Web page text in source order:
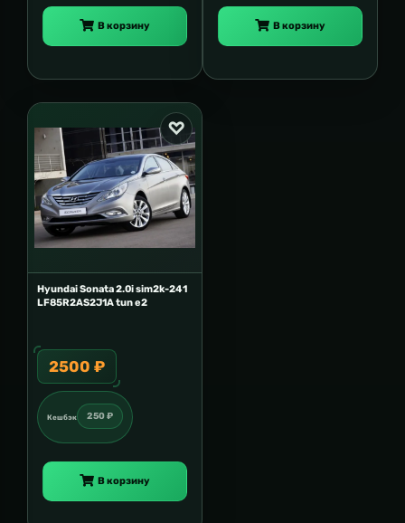
В корзину В корзину
Hyundai Sonata 2.0i sim2k-241
LF85R2AS2J1A tun e2
2500 ₽
Кешбэк 250 ₽
В корзину